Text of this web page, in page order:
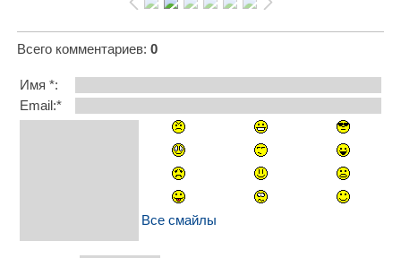
Всего комментариев: 0
Имя *:
Email:*
Все смайлы